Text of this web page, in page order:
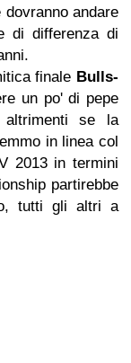
andare
di differenza di
finale Bulls-
un po' di pepe
altrimenti se la
in linea col
2013 in termini
partirebbe
tutti gli altri a